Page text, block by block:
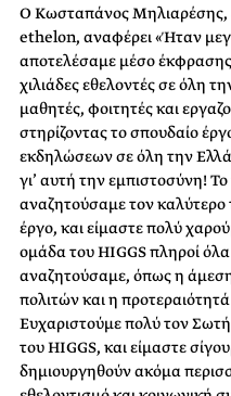
Ο Κωσταπάνος Μηλιαρέσης,
ethelon, αναφέρει «Ήταν
αποτελέσαμε μέσο
χιλιάδες εθελοντές σε όλη
μαθητές, φοιτητές και
στηρίζοντας το σπουδαίο
εκδηλώσεων σε όλη την
γι’ αυτή την εμπιστοσύνη!
αναζητούσαμε τον καλύτερο
έργο, και είμαστε πολύ
ομάδα του HIGGS πληροί
αναζητούσαμε, όπως η
πολιτών και η
Ευχαριστούμε πολύ τον
του HIGGS, και είμαστε
δημιουργηθούν ακόμα